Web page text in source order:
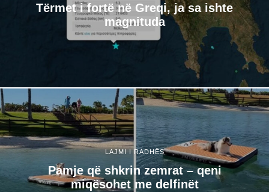
Tërmet i fortë në Greqi, ja sa ishte
magnituda
LAJMI I RADHËS
Pamje që shkrin zemrat – qeni
miqësohet me delfinët